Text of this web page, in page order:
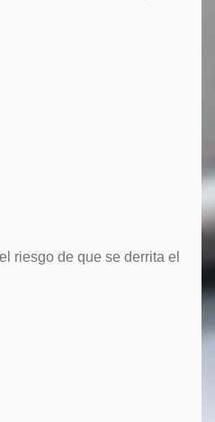
riesgo de que se derrita el